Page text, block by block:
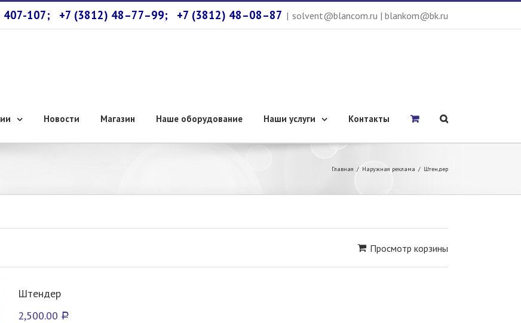
407-107; +7 (3812) 48–77–99; +7 (3812) 48–08–87 | solvent@blancom.ru | blankom@bk.ru
Новости Магазин Наше оборудование Наши услуги Контакты
Главная / Наружная реклама / Штендер
Просмотр корзины
Штендер
2,500.00 Р